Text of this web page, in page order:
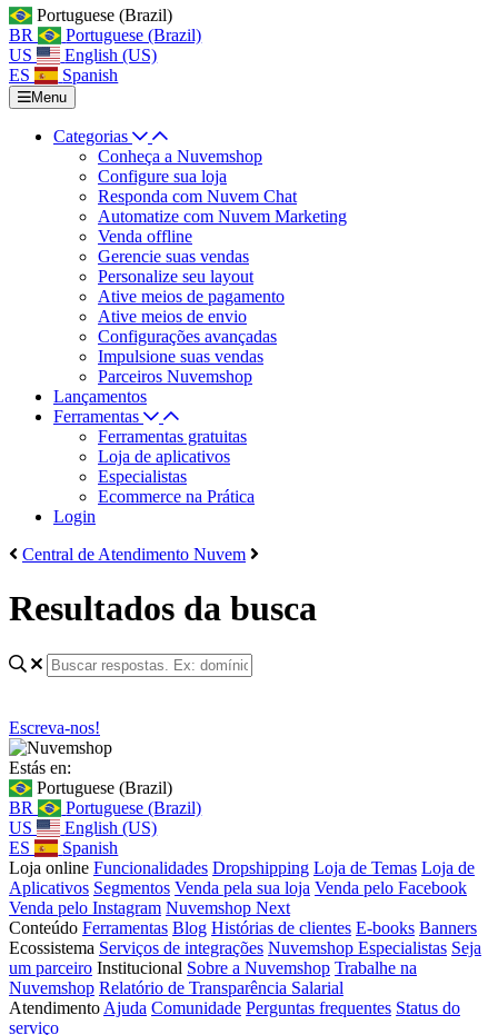
Portuguese (Brazil)
BR
Portuguese (Brazil)
US
English (US)
ES
Spanish
Menu
Categorias
Conheça a Nuvemshop
Configure sua loja
Responda com Nuvem Chat
Automatize com Nuvem Marketing
Venda offline
Gerencie suas vendas
Personalize seu layout
Ative meios de pagamento
Ative meios de envio
Configurações avançadas
Impulsione suas vendas
Parceiros Nuvemshop
Lançamentos
Ferramentas
Ferramentas gratuitas
Loja de aplicativos
Especialistas
Ecommerce na Prática
Login
Central de Atendimento Nuvem
Resultados da busca
Escreva-nos!
Estás en:
Portuguese (Brazil)
BR
Portuguese (Brazil)
US
English (US)
ES
Spanish
Loja online Funcionalidades Dropshipping Loja de Temas Loja de
Aplicativos Segmentos Venda pela sua loja Venda pelo Facebook
Venda pelo Instagram Nuvemshop Next
Conteúdo Ferramentas Blog Histórias de clientes E-books Banners
Ecossistema Serviços de integrações Nuvemshop Especialistas Seja
um parceiro Institucional Sobre a Nuvemshop Trabalhe na
Nuvemshop Relatório de Transparência Salarial
Atendimento Ajuda Comunidade Perguntas frequentes Status do
serviço